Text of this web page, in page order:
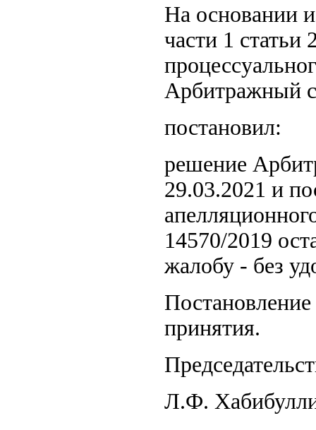
На основании
части 1
Арбитражный
постановил:
решение
29.03.2021 и
14570/2019
жалобу - без
Постановление
принятия.
Л.Ф.